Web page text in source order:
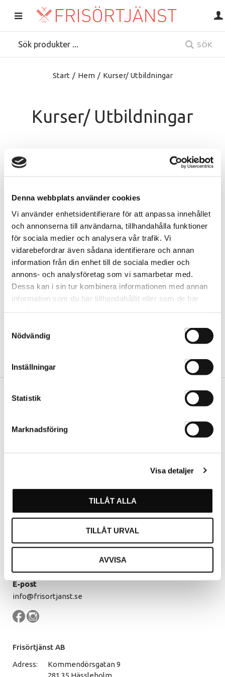
Denna webbplats använder cookies
Vi använder enhetsidentifierare för att anpassa innehållet
och annonserna till användarna, tillhandahålla funktioner
för sociala medier och analysera vår trafik. Vi
vidarebefordrar även sådana identifierare och annan
information från din enhet till de sociala medier och
annons- och analysföretag som vi samarbetar med.
Dessa kan i sin tur kombinera informationen med annan
information som du har tillhandahållit eller som de har
Nödvändig
Inställningar
Statistik
Marknadsföring
Visa detaljer
TILLÅT ALLA
TILLÅT URVAL
AVVISA
SÖK
Start / Hem / Kurser/ Utbildningar
Kurser/ Utbildningar
Event på Höörs Gästis 3/10
KURS4
Hässleholm
281 35 Hässleholm
Måndag - Torsdag 07.30 - 16.00
07.30 - 14.30
Lunch
12.00 - 13.00
Kontakt
0451 - 213 13
E-post
info@frisortjanst.se
Frisörtjänst AB
Adress:
Kommendörsgatan 9